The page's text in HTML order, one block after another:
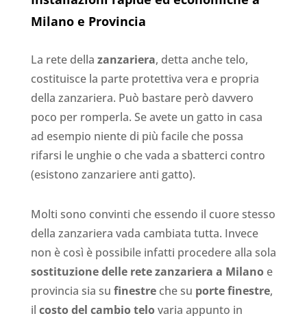
Milano e Provincia
La rete della zanzariera, detta anche telo,
costituisce la parte protettiva vera e propria
della zanzariera. Può bastare però davvero
poco per romperla. Se avete un gatto in casa
ad esempio niente di più facile che possa
rifarsi le unghie o che vada a sbatterci contro
(esistono zanzariere anti gatto).
Molti sono convinti che essendo il cuore stesso
della zanzariera vada cambiata tutta. Invece
non è così è possibile infatti procedere alla sola
sostituzione delle rete zanzariera a Milanoe
provincia sia su finestreche su porte finestre,
il costo del cambio telovaria appunto in